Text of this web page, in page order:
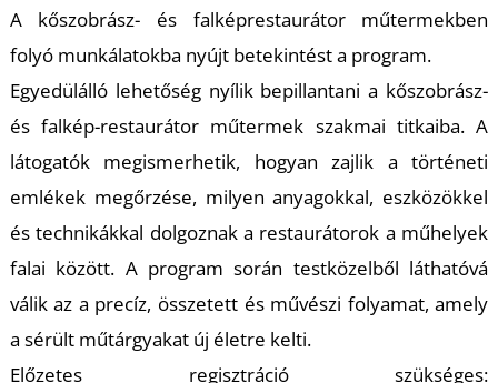
A kőszobrász- és falképrestaurátor műtermekben
folyó munkálatokba nyújt betekintést a program.
Egyedülálló lehetőség nyílik bepillantani a kőszobrász-
és falkép-restaurátor műtermek szakmai titkaiba. A
látogatók megismerhetik, hogyan zajlik a történeti
emlékek megőrzése, milyen anyagokkal, eszközökkel
és technikákkal dolgoznak a restaurátorok a műhelyek
falai között. A program során testközelből láthatóvá
válik az a precíz, összetett és művészi folyamat, amely
a sérült műtárgyakat új életre kelti.
Előzetes regisztráció szükséges: